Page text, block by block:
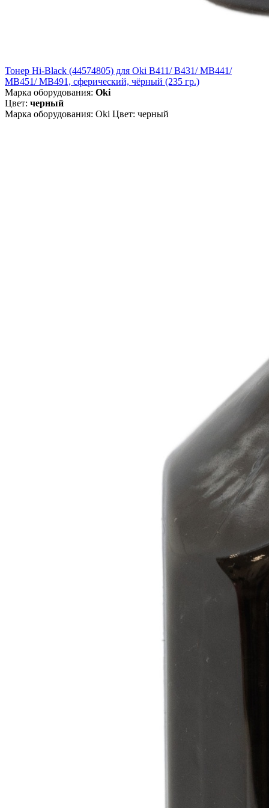
Тонер Hi-Black (44574805) для Oki B411/ B431/ MB441/
MB451/ MB491, сферический, чёрный (235 гр.)
Марка оборудования: Oki
Цвет: черный
Марка оборудования: Oki Цвет: черный